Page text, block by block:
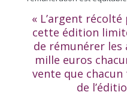
« L’argent
cette édition
de rémunérer les
mille euros
vente que
de